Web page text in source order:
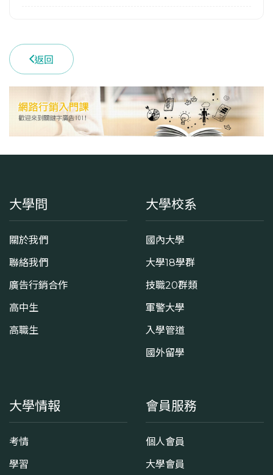
41
學系電話
(02)33664411
學系地址
臺北市中正區羅斯福路四段1號
返回
大學問
關於我們
聯絡我們
廣告行銷合作
高中生
高職生
大學校系
國內大學
大學18學群
技職20群類
軍警大學
入學管道
國外留學
大學情報
考情
學習
會員服務
個人會員
大學會員